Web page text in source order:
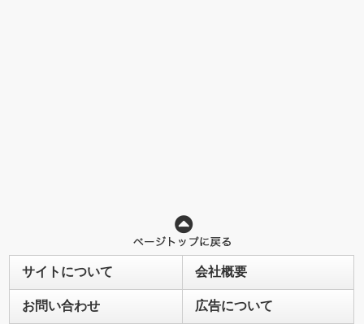
サイトについて 会社概要
お問い合わせ 広告について